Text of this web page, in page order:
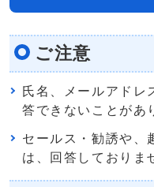
ご注意
氏名、メールアドレ
答できないことがあ
セールス・勧誘や、
は、回答しておりま